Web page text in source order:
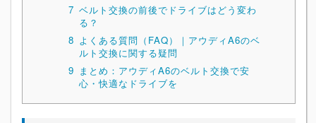
7 ベルト交換の前後でドライブはどう変わ
る？
8 よくある質問（FAQ）｜アウディA6のベ
ルト交換に関する疑問
9 まとめ：アウディA6のベルト交換で安
心・快適なドライブを